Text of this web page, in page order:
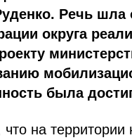
Речь шла
округа
была
на территории